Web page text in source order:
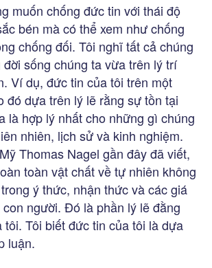
muốn chống đức tin với thái độ
bén mà có thể xem như chống
chống đối. Tôi nghĩ tất cả chúng
sống chúng ta vừa trên lý trí
Ví dụ, đức tin của tôi trên một
đó dựa trên lý lẽ rằng sự tồn tại
là hợp lý nhất cho những gì chúng
nhiên, lịch sử và kinh nghiệm.
Thomas Nagel gần đây đã viết,
toàn vật chất về tự nhiên không
ý thức, nhận thức và các giá
người. Đó là phần lý lẽ đằng
tôi. Tôi biết đức tin của tôi là dựa
luận.